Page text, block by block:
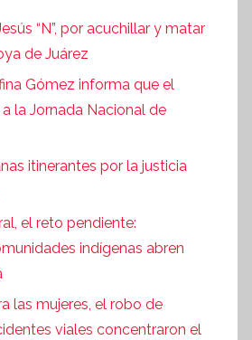
“N”, por acuchillar y matar
de Juárez
Gómez informa que el
la Jornada Nacional de
itinerantes por la justicia
el reto pendiente:
indígenas abren
las mujeres, el robo de
viales concentraron el